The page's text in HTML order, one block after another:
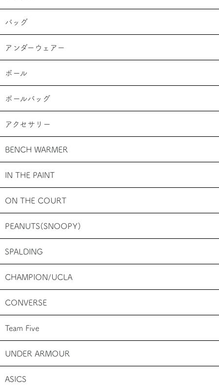
バッグ
アンダーウェアー
ボール
ボールバッグ
アクセサリー
BENCH WARMER
IN THE PAINT
ON THE COURT
PEANUTS(SNOOPY)
SPALDING
CHAMPION/UCLA
CONVERSE
Team Five
UNDER ARMOUR
ASICS